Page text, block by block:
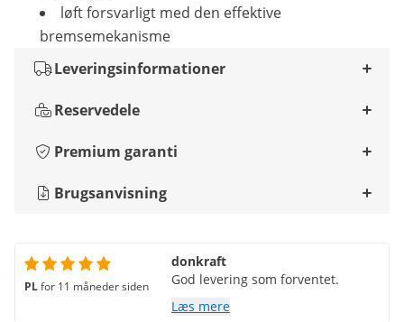
løft forsvarligt med den effektive
bremsemekanisme
Leveringsinformationer
Reservedele
Premium garanti
Brugsanvisning
PLfor 11 måneder siden
donkraft
God levering som forventet.
Læs mere